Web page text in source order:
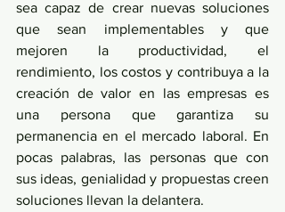
sea capaz de crear nuevas soluciones
que sean implementables y que
mejoren la productividad, el
rendimiento, los costos y contribuya a la
creación de valor en las empresas es
una persona que garantiza su
permanencia en el mercado laboral. En
pocas palabras, las personas que con
sus ideas, genialidad y propuestas creen
soluciones llevan la delantera.